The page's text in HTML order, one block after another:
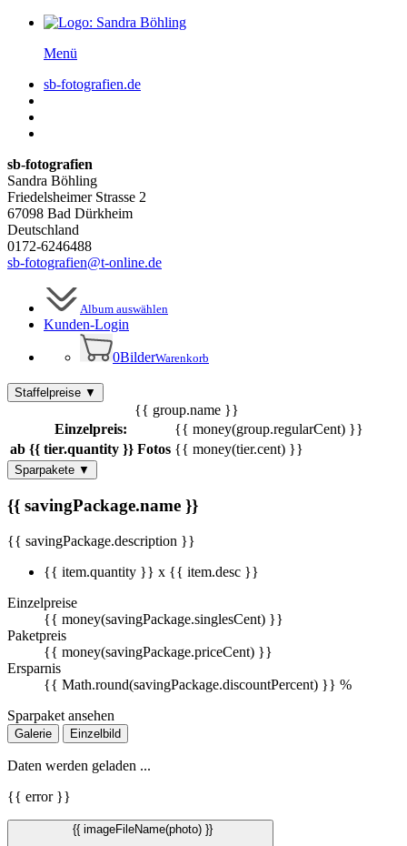
Menü
sb-fotografien.de
sb-fotografien
Sandra Böhling
Friedelsheimer Strasse 2
67098 Bad Dürkheim
Deutschland
0172-6246488
sb-fotografien@t-online.de
Album auswählen
Kunden-Login
0BilderWarenkorb
Staffelpreise ▼
{{ group.name }}
Einzelpreis:
{{ money(group.regularCent) }}
ab {{ tier.quantity }} Fotos {{ money(tier.cent) }}
Sparpakete ▼
{{ savingPackage.name }}
{{ savingPackage.description }}
{{ item.quantity }} x {{ item.desc }}
Einzelpreise
{{ money(savingPackage.singlesCent) }}
Paketpreis
{{ money(savingPackage.priceCent) }}
Ersparnis
{{ Math.round(savingPackage.discountPercent) }} %
Sparpaket ansehen
Galerie Einzelbild
Daten werden geladen ...
{{ error }}
{{ imageFileName(photo) }}